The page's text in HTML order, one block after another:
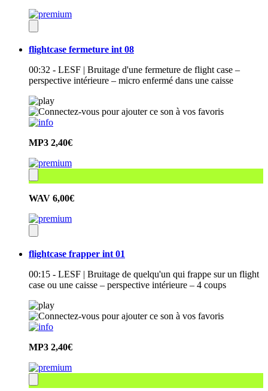
flightcase fermeture int 08
00:32 - LESF | Bruitage d'une fermeture de flight case –
perspective intérieure – micro enfermé dans une caisse
MP3 2,40€
WAV 6,00€
flightcase frapper int 01
00:15 - LESF | Bruitage de quelqu'un qui frappe sur un flight
case ou une caisse – perspective intérieure – 4 coups
MP3 2,40€